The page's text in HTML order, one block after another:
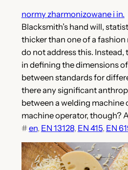
normy zharmonizowane i in.
Blacksmith’s hand will,
thicker than one of a
do not address this.
in defining the dimensions
between standards for
there any significant
between a welding machine
machine operator, though?
#en, EN 13128, EN 415, EN